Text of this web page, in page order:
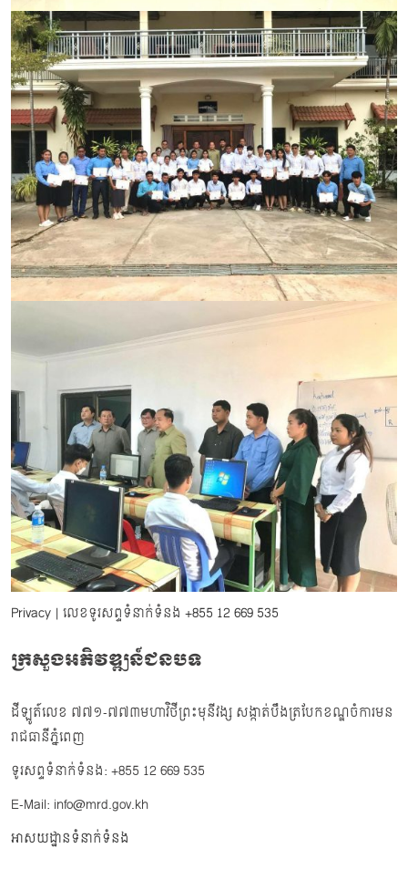
Privacy | លេខទូរសព្ទទំនាក់ទំនង +855 12 669 535
ក្រសួងអភិវឌ្ឍន៍ជនបទ
ដីឡូត៍លេខ ៧៧១-៧៧៣មហាវិថីព្រះមុនីវង្ស សង្កាត់បឹងត្របែកខណ្ឌចំការមន
រាជធានីភ្នំពេញ
ទូរសព្ទទំនាក់ទំនង: +855 12 669 535
E-Mail: info@mrd.gov.kh
អាសយដ្ឋានទំនាក់ទំនង